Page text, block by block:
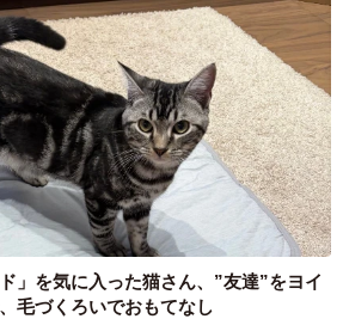
」を気に入った猫さん、”友達”をヨイ
毛づくろいでおもてなし